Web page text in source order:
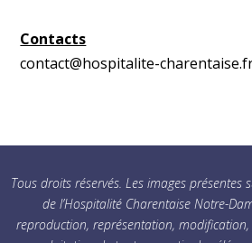
Contacts
contact@hospitalite-
Tous droits réservés. Les images présentes
de l’Hospitalité Charentaise Notre-
reproduction, représentation,